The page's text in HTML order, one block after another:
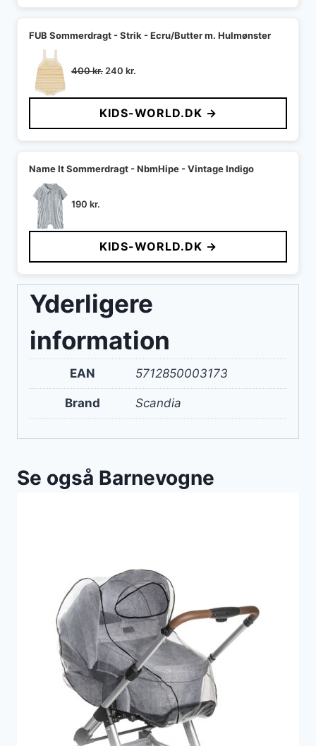
FUB Sommerdragt - Strik - Ecru/Butter m. Hulmønster
400kr. Den
pris
var:
400 kr..
240 kr.
pris
er:
240 kr..
KIDS-WORLD.DK →
Name It Sommerdragt - NbmHipe - Vintage Indigo
190 kr.
KIDS-WORLD.DK →
Yderligere
information
EAN 5712850003173
Brand Scandia
Se også Barnevogne